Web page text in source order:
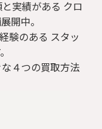
実績がある クロ
開中。
験のある スタッ
４つの買取方法